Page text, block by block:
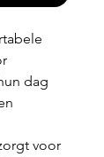
dag
voor